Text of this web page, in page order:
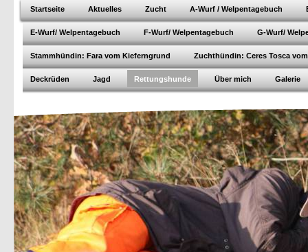
Startseite Aktuelles Zucht A-Wurf / Welpentagebuch
E-Wurf/ Welpentagebuch F-Wurf/ Welpentagebuch G-Wurf/
Stammhündin: Fara vom Kieferngrund Zuchthündin: Ceres Tosca
Deckrüden Jagd Rettungshunde Über mich Galerie